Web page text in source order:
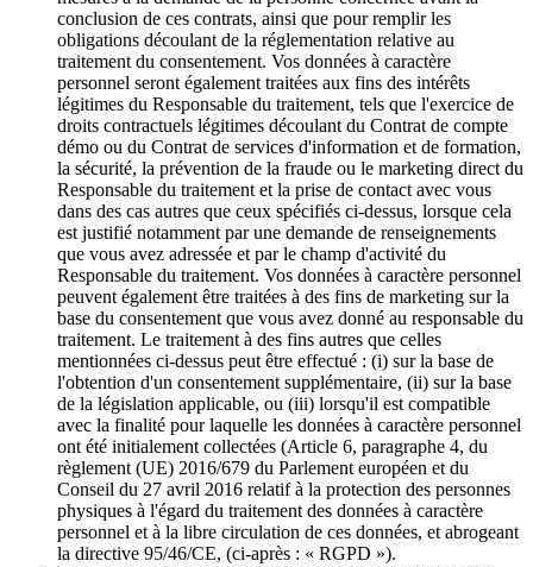
conclusion de ces contrats, ainsi que pour remplir les
obligations découlant de la réglementation relative au
traitement du consentement. Vos données à caractère
personnel seront également traitées aux fins des intérêts
légitimes du Responsable du traitement, tels que l'exercice de
droits contractuels légitimes découlant du Contrat de compte
démo ou du Contrat de services d'information et de formation,
la sécurité, la prévention de la fraude ou le marketing direct du
Responsable du traitement et la prise de contact avec vous
dans des cas autres que ceux spécifiés ci-dessus, lorsque cela
est justifié notamment par une demande de renseignements
que vous avez adressée et par le champ d'activité du
Responsable du traitement. Vos données à caractère personnel
peuvent également être traitées à des fins de marketing sur la
base du consentement que vous avez donné au responsable du
traitement. Le traitement à des fins autres que celles
mentionnées ci-dessus peut être effectué : (i) sur la base de
l'obtention d'un consentement supplémentaire, (ii) sur la base
de la législation applicable, ou (iii) lorsqu'il est compatible
avec la finalité pour laquelle les données à caractère personnel
ont été initialement collectées (Article 6, paragraphe 4, du
règlement (UE) 2016/679 du Parlement européen et du
Conseil du 27 avril 2016 relatif à la protection des personnes
physiques à l'égard du traitement des données à caractère
personnel et à la libre circulation de ces données, et abrogeant
la directive 95/46/CE, (ci-après : « RGPD »).